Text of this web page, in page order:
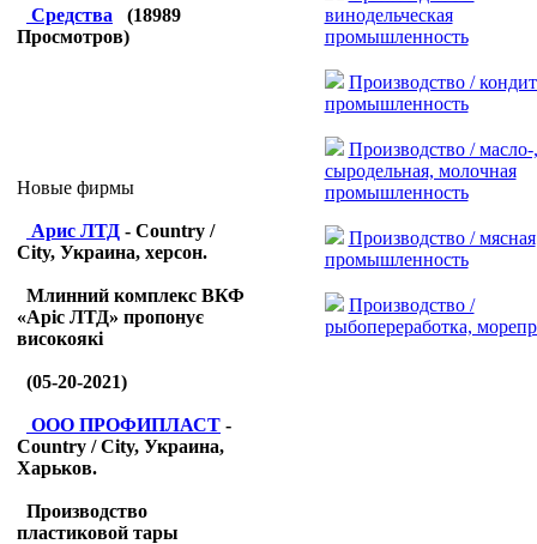
Средства (18989
Просмотров)
Новые фирмы
Арис ЛТД - Country /
City, Украина, херсон.
Млинний комплекс ВКФ
«Аріс ЛТД» пропонує
високоякі
(05-20-2021)
ООО ПРОФИПЛАСТ -
Country / City, Украина,
Харьков.
Производство
пластиковой тары
винодельческая
промышленность
Производство /
промышленность
Производство / масло-,
сыродельная, молочная
промышленность
Производство / мясная
промышленность
Производство /
рыбопереработка,